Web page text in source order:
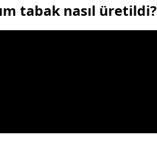
tabak nasıl üretildi?